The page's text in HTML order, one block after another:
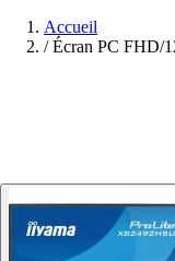
Accueil
/ Écran PC FHD/